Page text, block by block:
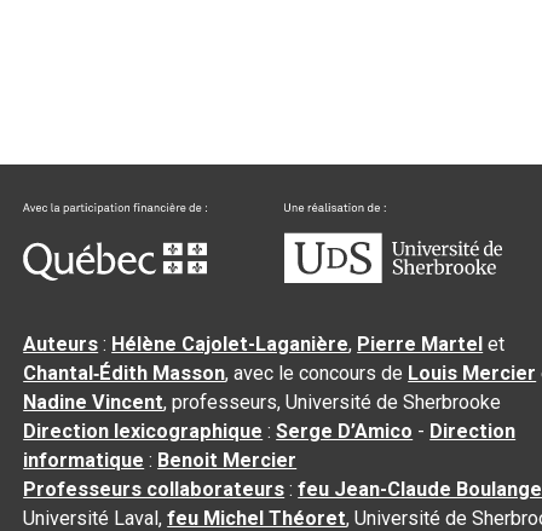
Auteurs : Hélène Cajolet-Laganière, Pierre Martel et
Chantal‑Édith Masson, avec le concours de Louis Mercier
Nadine Vincent, professeurs, Université de Sherbrooke
Direction lexicographique :Serge D’Amico - Direction
informatique : Benoit Mercier
Professeurs collaborateurs :feu Jean-Claude
Université Laval,feu Michel Théoret, Université de